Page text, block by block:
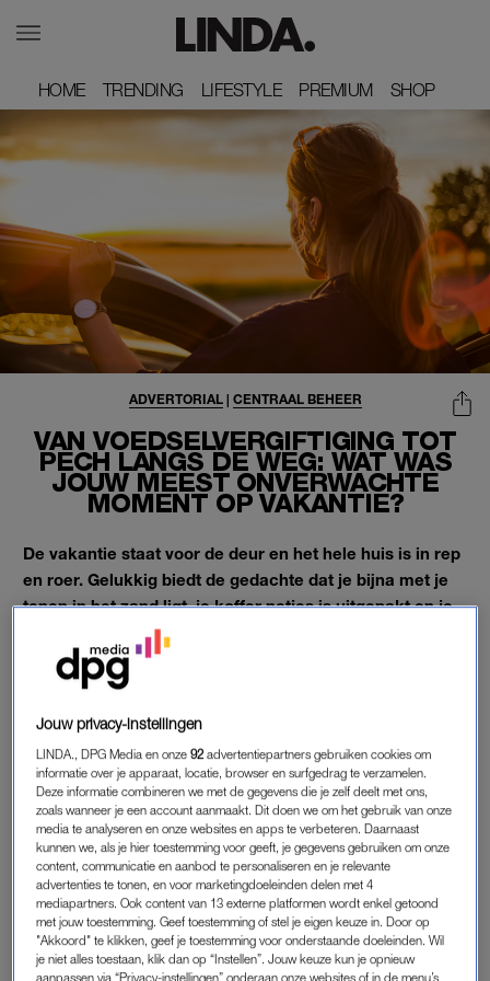
HOME
HOME TRENDING
TRENDING LIFESTYLE
LIFESTYLE PREMIUM
PREMIUM SHOP
SHOP
VAN VOEDSELVERGIFTIGING TOT
PECH LANGS DE WEG: WAT WAS
JOUW MEEST ONVERWACHTE
MOMENT OP VAKANTIE?
ADVERTORIAL| CENTRAAL BEHEER
De vakantie staat voor de deur en het hele huis is in rep
en roer. Gelukkig biedt de gedachte dat je bijna met je
tenen in het zand ligt, je koffer netjes is uitgepakt en je
een (hopelijk succesvolle) vlucht of autorit achter de rug
hebt, geruststelling. Dan kun je ein-de-lijk ontspannen.
Maar is dat eigenlijk wel zo?
Ook op vakantie gebeuren er dingen waar je geen rekening
mee houdt. Van kleine pech tot grote onverwachte situaties. En
dát soort verhalen zoeken we.
VAKANTIE LOOPT ANDERS
Tuurlijk, soms is het goed om dingen op z’n beloop te laten.
Welk strand je die dag bezoekt, waar je gaat dineren of welk
waterpark op de planning staat – dat hoef je van tevoren niet
Jouw privacy-instellingen
LINDA., DPG Media en onze92 advertentiepartners gebruiken cookies om
informatie over je apparaat, locatie, browser en surfgedrag te verzamelen.
Deze informatie combineren we met de gegevens die je zelf deelt met ons,
zoals wanneer je een account aanmaakt. Dit doen we om het gebruik van onze
media te analyseren en onze websites en apps te verbeteren. Daarnaast
kunnen we, als je hier toestemming voor geeft, je gegevens gebruiken om onze
content, communicatie en aanbod te personaliseren en je relevante
advertenties te tonen, en voor marketingdoeleinden delen met 4
mediapartners. Ook content van 13 externe platformen wordt enkel getoond
met jouw toestemming. Geef toestemming of stel je eigen keuze in. Door op
"Akkoord" te klikken, geef je toestemming voor onderstaande doeleinden. Wil
je niet alles toestaan, klik dan op “Instellen”. Jouw keuze kun je opnieuw
aanpassen via “Privacy-instellingen” onderaan onze websites of in de menu’s